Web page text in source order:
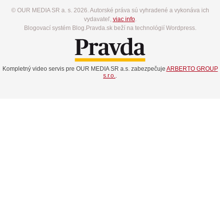
© OUR MEDIA SR a. s. 2026. Autorské práva sú vyhradené a vykonáva ich
vydavateľ, viac info.
Blogovací systém Blog.Pravda.sk beží na technológií Wordpress.
Kompletný video servis pre OUR MEDIA SR a.s. zabezpečuje ARBERTO GROUP
s.r.o..